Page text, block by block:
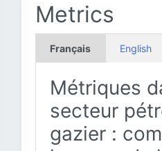
Metrics
Français English
Métriques
secteur
gazier :